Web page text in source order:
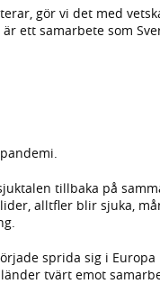
gör vi det med
ett samarbete som
tillbaka på
alltfler blir sjuka,
sprida sig i
tvärt emot